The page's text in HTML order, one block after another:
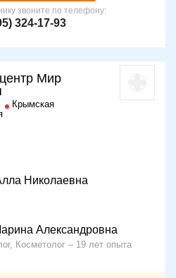
звоните по телефону:
324-17-93
Мир
Крымская
Николаевна
Александровна
Косметолог 19 лет опыта